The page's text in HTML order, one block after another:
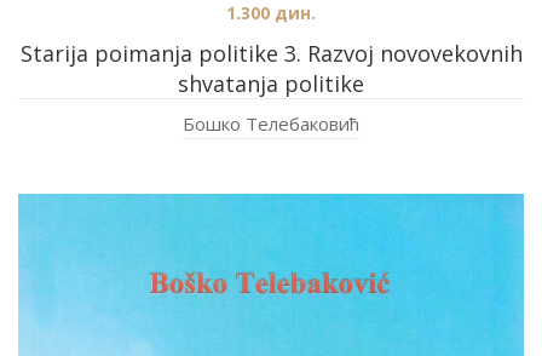
Starija poimanja politike 3. Razvoj novovekovnih
shvatanja politike
1.300 дин.
Бошко Телебаковић